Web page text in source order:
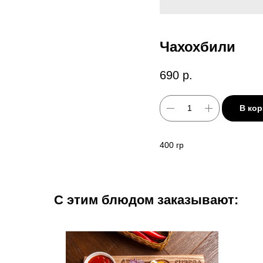
Чахохбили
690 р.
В
400 гр
С этим блюдом заказывают: